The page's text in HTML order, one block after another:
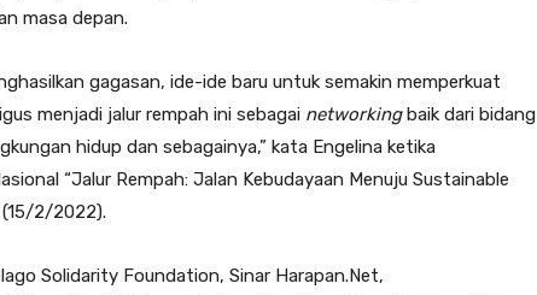
masa depan.
gagasan, ide-ide baru untuk semakin memperkuat
menjadi jalur rempah ini sebagai networkingbaik dari bidang
hidup dan sebagainya,” kata Engelina ketika
“Jalur Rempah: Jalan Kebudayaan Menuju Sustainable
(15/2/2022).
Solidarity Foundation, Sinar Harapan.Net,